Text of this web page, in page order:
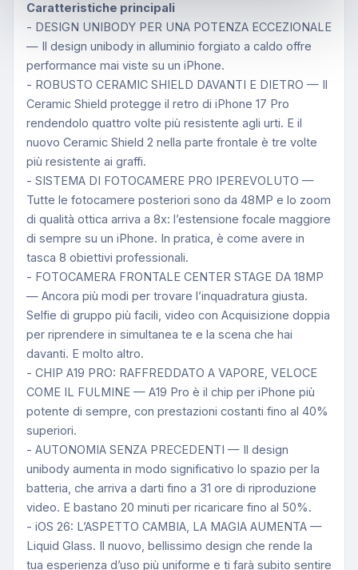
Caratteristiche principali
- DESIGN UNIBODY PER UNA POTENZA ECCEZIONALE
— Il design unibody in alluminio forgiato a caldo offre
performance mai viste su un iPhone.
- ROBUSTO CERAMIC SHIELD DAVANTI E DIETRO — Il
Ceramic Shield protegge il retro di iPhone 17 Pro
rendendolo quattro volte più resistente agli urti. E il
nuovo Ceramic Shield 2 nella parte frontale è tre volte
più resistente ai graffi.
- SISTEMA DI FOTOCAMERE PRO IPEREVOLUTO —
Tutte le fotocamere posteriori sono da 48MP e lo zoom
di qualità ottica arriva a 8x: l’estensione focale maggiore
di sempre su un iPhone. In pratica, è come avere in
tasca 8 obiettivi professionali.
- FOTOCAMERA FRONTALE CENTER STAGE DA 18MP
— Ancora più modi per trovare l’inquadratura giusta.
Selfie di gruppo più facili, video con Acquisizione doppia
per riprendere in simultanea te e la scena che hai
davanti. E molto altro.
- CHIP A19 PRO: RAFFREDDATO A VAPORE, VELOCE
COME IL FULMINE — A19 Pro è il chip per iPhone più
potente di sempre, con prestazioni costanti fino al 40%
superiori.
- AUTONOMIA SENZA PRECEDENTI — Il design
unibody aumenta in modo significativo lo spazio per la
batteria, che arriva a darti fino a 31 ore di riproduzione
video. E bastano 20 minuti per ricaricare fino al 50%.
- iOS 26: L’ASPETTO CAMBIA, LA MAGIA AUMENTA —
Liquid Glass. Il nuovo, bellissimo design che rende la
tua esperienza d’uso più uniforme e ti farà subito sentire